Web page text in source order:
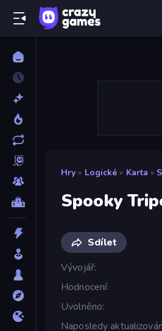
Hry » Logické » Karta »
Spooky
Sdílet
Vývojář
Hodnocení
Uvolněno
Naposledy